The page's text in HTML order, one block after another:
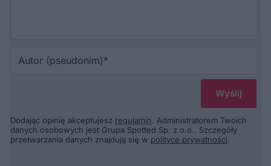
Dodając opinię akceptujesz regulamin. Administratorem Twoich
danych osobowych jest Grupa Spotted Sp. z o.o.. Szczegóły
przetwarzania danych znajdują się w polityce prywatności.